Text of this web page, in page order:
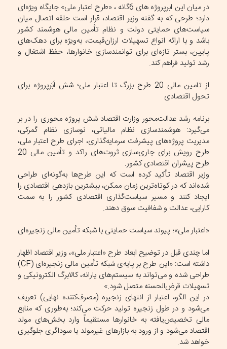
در میان این ابرپروژه های 6گانه ، «طرح اعتبار ملی» جایگاه ویژه‌ای
دارد؛ طرحی که به گفته وزیر اقتصاد، قرار است حلقه اتصال میان
سیاست‌های حمایتی دولت و نظام تأمین مالی هوشمند کشور
باشد و با ارائه انواع تسهیلات ارزان‌قیمت، به‌ویژه برای دهک‌های
پایین، بستر تازه‌ای برای توانمندسازی خانوارها، حفظ اشتغال و
رشد تولید فراهم کند.
از تامین مالی 20 طرح بزرگ تا اعتبار ملی؛ شش اَبَرپروژه برای
تحول اقتصادی
برنامه رشد عدالت‌محور وزارت اقتصاد شش پروژه محوری را در بر
می‌گیرد: هوشمندسازی نظام مالیاتی، نوسازی نظام گمرکی،
مدیریت پروژه‌های پیشرفت سرمایه‌گذاری، اجرای طرح اعتبار ملی،
طرح رویش برای جاری‌سازی ثروت‌های راکد و تأمین مالی 20
طرح پیشران اقتصادی کشور.
وزیر اقتصاد تأکید کرده است که این طرح‌ها به‌گونه‌ای طراحی
شده‌اند که در کوتاه‌ترین زمان ممکن، بیشترین بازدهی اقتصادی را
ایجاد کنند و مسیر سیاست‌گذاری اقتصادی کشور را به سمت
کارایی، عدالت و شفافیت سوق دهند.
«اعتبار ملی»؛ پیوند سیاست حمایتی با شبکه تأمین مالی زنجیره‌ای
اما چندی قبل در توضیح ابعاد طرح «اعتبار ملی»، وزیر اقتصاد اظهار
داشته است: «این طرح بر پایه‌ی شبکه تأمین مالی زنجیره‌ای (CF)
طراحی شده و می‌تواند به سیستم‌های یارانه، کالابرگ الکترونیکی و
تسهیلات قرض‌الحسنه متصل شود.»
در این الگو، اعتبار از انتهای زنجیره (مصرف‌کننده نهایی) تعریف
می‌شود و در طول زنجیره تولید حرکت می‌کند؛ به‌طوری که منابع
مالی تخصیص‌یافته به خانوارها مستقیماً وارد بخش‌های مولد
اقتصاد می‌شود و از ورود به بازارهای غیرمولد یا سوداگری جلوگیری
خواهد شد.